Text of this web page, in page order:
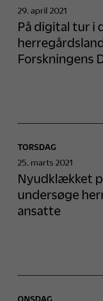
29. april 2021
På digital tur i
Forskningens
TORSDAG
25. marts 2021
Nyudklækket
undersøge
ansatte
ONSDAG